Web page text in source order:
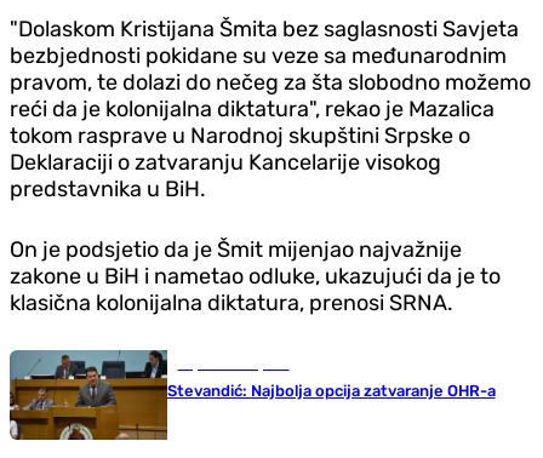
"Dolaskom Kristijana Šmita bez saglasnosti Savjeta
bezbjednosti pokidane su veze sa međunarodnim
pravom, te dolazi do nečeg za šta slobodno možemo
reći da je kolonijalna diktatura", rekao je Mazalica
tokom rasprave u Narodnoj skupštini Srpske o
Deklaraciji o zatvaranju Kancelarije visokog
predstavnika u BiH.
On je podsjetio da je Šmit mijenjao najvažnije
zakone u BiH i nametao odluke, ukazujući da je to
klasična kolonijalna diktatura, prenosi SRNA.
Stevandić: Najbolja opcija zatvaranje OHR-a